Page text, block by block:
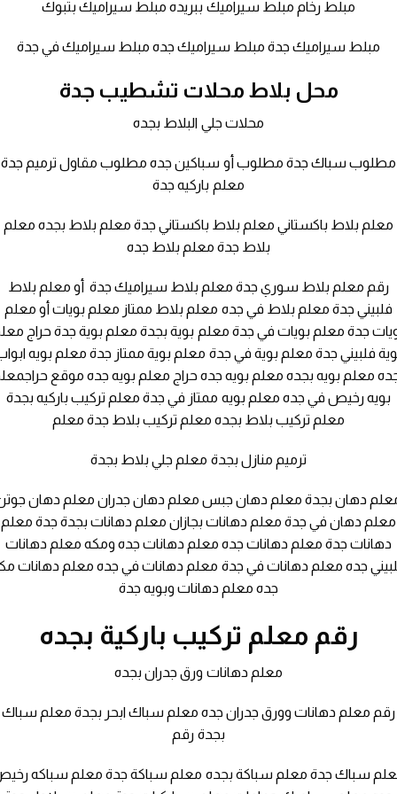
مبلط رخام مبلط سيراميك ببريده مبلط سيراميك بتبوك
مبلط سيراميك جدة مبلط سيراميك جده مبلط سيراميك في جدة
محل بلاط محلات تشطيب جدة
محلات جلي البلاط بجده
مطلوب سباك جدة مطلوب أو سباكين جده مطلوب مقاول ترميم جدة
معلم باركيه جدة
معلم بلاط باكستاني معلم بلاط باكستاني جدة معلم بلاط بجده معلم
بلاط جدة معلم بلاط جده
رقم معلم بلاط سوري جدة معلم بلاط سيراميك جدة أو معلم بلاط
فلبيني جدة معلم بلاط في جده معلم بلاط ممتاز معلم بويات أو معلم
جدة معلم بويات في جدة معلم بوية بجدة معلم بوية جدة حراج
فلبيني جدة معلم بوية في جدة معلم بوية ممتاز جدة معلم بويه
معلم بويه بجده معلم بويه جده حراج معلم بويه جده موقع
بويه رخيص في جده معلم بويه ممتاز في جدة معلم تركيب باركيه بجدة
معلم تركيب بلاط بجده معلم تركيب بلاط جدة معلم
ترميم منازل بجدة معلم جلي بلاط بجدة
دهان بجدة معلم دهان جبس معلم دهان جدران معلم دهان
معلم دهان في جدة معلم دهانات بجازان معلم دهانات بجدة جدة معلم
دهانات جدة معلم دهانات جده معلم دهانات جده ومكه معلم دهانات
جده معلم دهانات في جدة معلم دهانات في جده معلم دهانات
جده معلم دهانات وبويه جدة
رقم معلم تركيب باركية بجده
معلم دهانات ورق جدران بجده
رقم معلم دهانات وورق جدران جده معلم سباك ابحر بجدة معلم سباك
بجدة رقم
سباك جدة معلم سباكة بجده معلم سباكة جدة معلم سباكه